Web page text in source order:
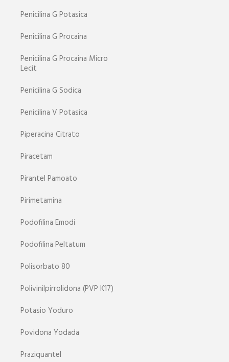
Penicilina G Potasica
Penicilina G Procaina
Penicilina G Procaina Micro
Lecit
Penicilina G Sodica
Penicilina V Potasica
Piperacina Citrato
Piracetam
Pirantel Pamoato
Pirimetamina
Podofilina Emodi
Podofilina Peltatum
Polisorbato 80
Polivinilpirrolidona (PVP K17)
Potasio Yoduro
Povidona Yodada
Praziquantel